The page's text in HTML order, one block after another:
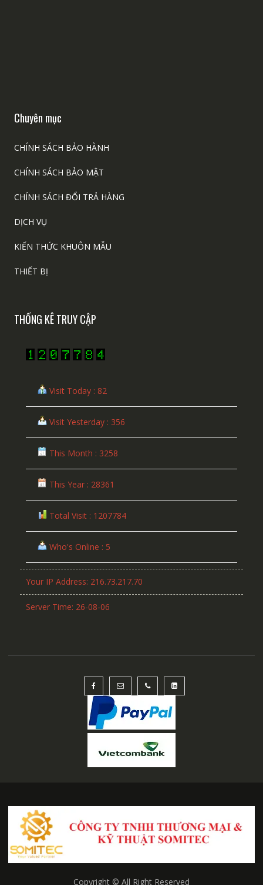
Chuyên mục
CHÍNH SÁCH BẢO HÀNH
CHÍNH SÁCH BẢO MẬT
CHÍNH SÁCH ĐỔI TRẢ HÀNG
DỊCH VỤ
KIẾN THỨC KHUÔN MẪU
THIẾT BỊ
THỐNG KÊ TRUY CẬP
Visit Today : 82
Visit Yesterday : 356
This Month : 3258
This Year : 28361
Total Visit : 1207784
Who's Online : 5
Your IP Address: 216.73.217.70
Server Time: 26-08-06
Copyright © All Right Reserved